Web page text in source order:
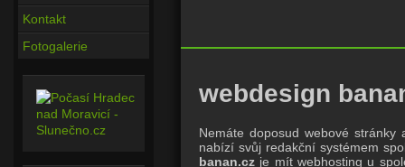
Kontakt
Fotogalerie
webdesign
Nemáte doposud webové
nabízí svůj redakční systémem
banan.cz je mít webhosting u